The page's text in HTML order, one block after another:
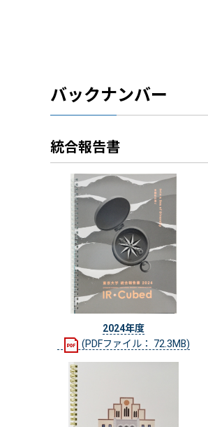
バックナンバー
統合報告書
2024年度
(PDFファイル： 72.3MB)